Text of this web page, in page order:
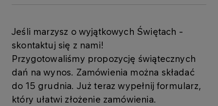
Jeśli marzysz o wyjątkowych Świętach -
skontaktuj się z nami!
Przygotowaliśmy propozycję świątecznych
dań na wynos. Zamówienia można składać
do 15 grudnia. Już teraz wypełnij formularz,
który ułatwi złożenie zamówienia.